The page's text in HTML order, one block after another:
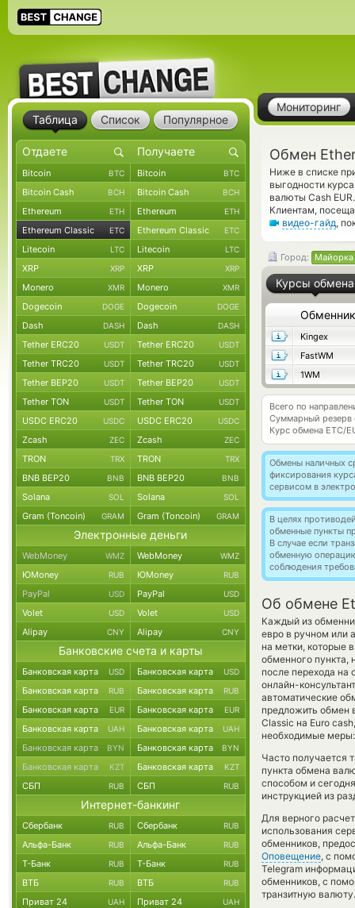
Мониторинг
Обмен
Ниже в списке
выгодности
валюты Cash
Клиентам,
видео-гайд,
Город: Майорка
Курсы обмена
Обменник
Kingex
FastWM
1WM
Всего по
Суммарный резерв
Курс обмена ETC/
Обмены наличных
фиксирования
сервисом в
В целях
обменные пункты
В случае если
обменную
соблюдения
Об обмене
Каждый из
евро в ручном или
на метки, которые
обменного пункта,
после перехода на
онлайн-
автоматические
предложить обмен
Classic на Euro
необходимые
Часто получается
пункта обмена
способом и
инструкцией из
Для верного
использования
обменников,
Оповещение, с
Telegram
обменников, с
транзитную валюту.
Таблица Список Популярное
Bitcoin BTC Bitcoin BTC
Bitcoin Cash BCH Bitcoin Cash BCH
Ethereum ETH Ethereum ETH
Ethereum Classic ETC Ethereum Classic ETC
Litecoin LTC Litecoin LTC
XRP XRP XRP XRP
Monero XMR Monero XMR
Dogecoin DOGE Dogecoin DOGE
Dash DASH Dash DASH
Tether ERC20 USDT Tether ERC20 USDT
Tether TRC20 USDT Tether TRC20 USDT
Tether BEP20 USDT Tether BEP20 USDT
Tether TON USDT Tether TON USDT
USDC ERC20 USDC USDC ERC20 USDC
Zcash ZEC Zcash ZEC
TRON TRX TRON TRX
BNB BEP20 BNB BNB BEP20 BNB
Solana SOL Solana SOL
Gram (Toncoin) GRAM Gram (Toncoin) GRAM
Электронные деньги
WebMoney WMZ WebMoney WMZ
ЮMoney RUB ЮMoney RUB
PayPal USD PayPal USD
Volet USD Volet USD
Alipay CNY Alipay CNY
Банковские счета и карты
Банковская карта USD Банковская карта USD
Банковская карта RUB Банковская карта RUB
Банковская карта EUR Банковская карта EUR
Банковская карта UAH Банковская карта UAH
Банковская карта BYN Банковская карта BYN
Банковская карта KZT Банковская карта KZT
СБП RUB СБП RUB
Интернет-банкинг
Сбербанк RUB Сбербанк RUB
Альфа-Банк RUB Альфа-Банк RUB
Т-Банк RUB Т-Банк RUB
ВТБ RUB ВТБ RUB
Приват 24 UAH Приват 24 UAH